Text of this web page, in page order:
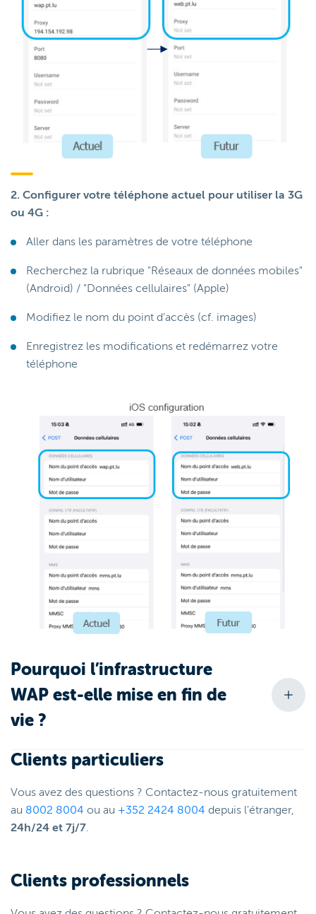
2. Configurer votre téléphone actuel pour utiliser la 3G
ou 4G :
Aller dans les paramètres de votre téléphone
Recherchez la rubrique "Réseaux de données mobiles"
(Android) / "Données cellulaires" (Apple)
Modifiez le nom du point d’accès (cf. images)
Enregistrez les modifications et redémarrez votre
téléphone
Pourquoi l’infrastructure
WAP est-elle mise en fin de
vie ?
Clients particuliers
Vous avez des questions ? Contactez-nous gratuitement
au 8002 8004 ou au +352 2424 8004 depuis l'étranger,
24h/24 et 7j/7.
Clients professionnels